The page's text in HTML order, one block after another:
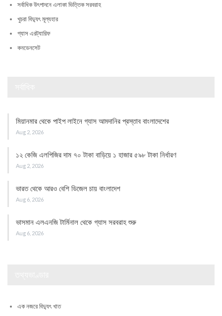
সর্বাধিক উৎপাদনে এলাকা ভিত্তিক সরবরাহ
খুচরা বিদ্যুৎ মূল্যহার
গ্যাস এরট্যারিফ
কনডেনসেট
মিয়ানমার থেকে পাইপ লাইনে গ্যাস আমদানির প্রস্তাব বাংলাদেশের
Aug 2, 2026
১২ কেজি এলপিজির দাম ৭০ টাকা বাড়িয়ে ১ হাজার ৫৯৮ টাকা নির্ধারণ
Aug 2, 2026
ভারত থেকে আরও বেশি ডিজেল চায় বাংলাদেশ
Aug 6, 2026
ভাসমান এলএনজি টার্মিনাল থেকে গ্যাস সরবরাহ শুরু
Aug 6, 2026
এক নজরে বিদ্যুৎ খাত